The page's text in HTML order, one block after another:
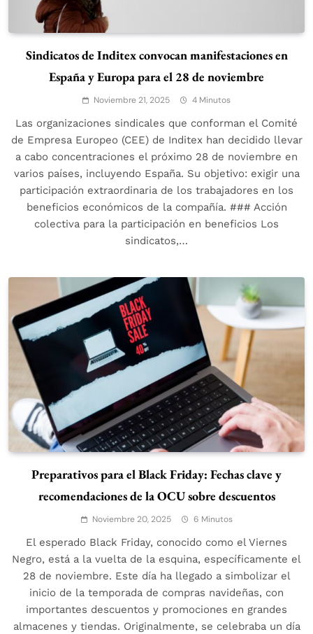
Sindicatos de Inditex convocan manifestaciones en
España y Europa para el 28 de noviembre
Noviembre 21, 2025 4 Minutos
Las organizaciones sindicales que conforman el Comité
de Empresa Europeo (CEE) de Inditex han decidido llevar
a cabo concentraciones el próximo 28 de noviembre en
varios países, incluyendo España. Su objetivo: exigir una
participación extraordinaria de los trabajadores en los
beneficios económicos de la compañía. ### Acción
colectiva para la participación en beneficios Los
sindicatos,…
Preparativos para el Black Friday: Fechas clave y
recomendaciones de la OCU sobre descuentos
Noviembre 20, 2025 6 Minutos
El esperado Black Friday, conocido como el Viernes
Negro, está a la vuelta de la esquina, específicamente el
28 de noviembre. Este día ha llegado a simbolizar el
inicio de la temporada de compras navideñas, con
importantes descuentos y promociones en grandes
almacenes y tiendas. Originalmente, se celebraba un día